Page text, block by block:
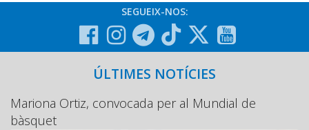
SEGUEIX-NOS:
ÚLTIMES NOTÍCIES
Mariona Ortiz, convocada per al Mundial de
bàsquet